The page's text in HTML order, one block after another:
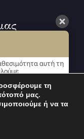
τη
μας.
ή να τα
αυτή τη
)